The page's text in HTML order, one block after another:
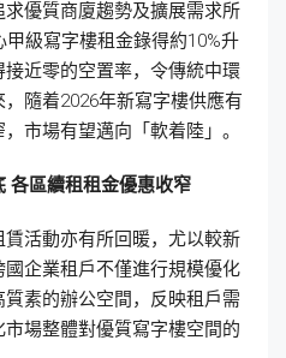
優質商廈趨勢及擴展需求所
級寫字樓租金錄得約10%升
近零的空置率，令傳統中環
隨着2026年新寫字樓供應有
市場有望邁向「軟着陸」。
各區續租租金優惠收窄
活動亦有所回暖，尤以較新
企業租戶不僅進行規模優化
素的辦公空間，反映租戶需
場整體對優質寫字樓空間的